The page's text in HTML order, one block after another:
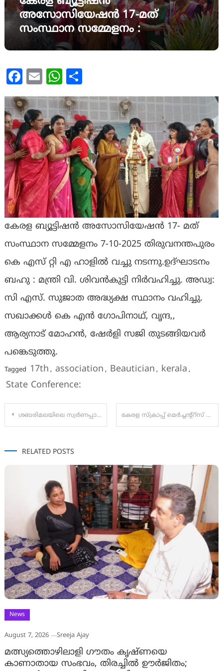
അസോസിയേഷൻ 17-മത്
സംസ്ഥാന സമ്മേളനം :
Facebook
Email WhatsApp
കേരള ബ്യൂട്ടിഷൻ അസോസിയേഷൻ 17- മത്
സംസ്ഥാന സമ്മേളനം 7-10-2025 തിരുവനന്തപുരം
കെ എസ് റ്റി എ ഹാളിൽ വച്ചു നടന്നു.ഉദ്ഘാടനം
ബഹു : മന്ത്രി വി. ശിവൻകുട്ടി നിർവഹിച്ചു. അഡ്വ:
സി എസ്. സുജാത അദ്ധ്യക്ഷ സ്ഥാനം വഹിച്ചു.
സഖാക്കൾ കെ എൻ ഗോപിനാഥ്‌, വൃന്ദ,,
ആര്യനാട് മോഹൻ, ഷേർളി സജി തുടങ്ങിയവർ
പങ്കെടുത്തു.
Tagged 17th , association , Beautician , kerala ,
State Conference:
ശബരിമലയിലെ സ്വർണപ്പാളി വിവാദം: മുൻ അഡ്മിനിസ്‌ട്രേറ്റീവ് ഓഫീസറായിരുന്ന മുരാരി ബാബുവിനെ സസ്പെൻ്റ് ചെയ്തു കേരള സ്ക്രാപ്പ് മെർച്ചന്റ്റ്സ് അസോസിയേഷൻ നിയമസഭാ മാർച്ച് സംഘടിപ്പിച്ചു
RELATED POSTS
News
August 7, 2026 Sreeja Ajay
മത്സ്യത്തൊഴിലാളി ഗൗതം കൃഷ്ണയെ
കാണാതായ സംഭവം, തിരച്ചിൽ ഊർജിതം;